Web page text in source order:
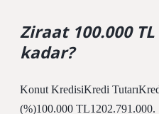
Ziraat 100.000
kadar?
Konut KredisiKredi
(%)100.000 TL1202.791.000.